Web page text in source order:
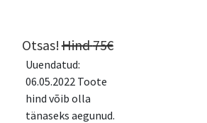
Otsas!Hind75€
Uuendatud:
06.05.2022 Toote
hind võib olla
tänaseks aegunud.